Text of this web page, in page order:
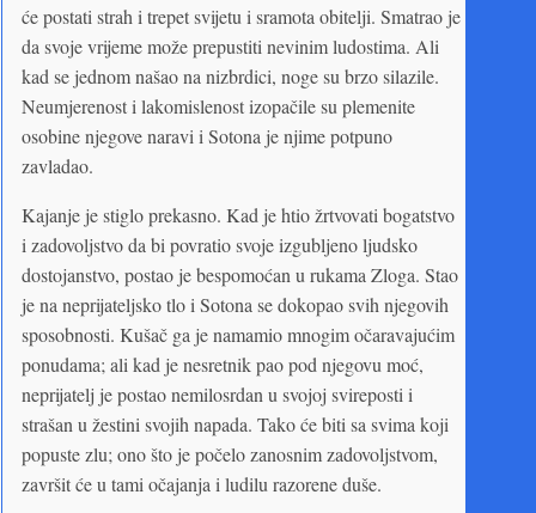
će postati strah i trepet svijetu i sramota obitelji. Smatrao je
da svoje vrijeme može prepustiti nevinim ludostima. Ali
kad se jednom našao na nizbrdici, noge su brzo silazile.
Neumjerenost i lakomislenost izopačile su plemenite
osobine njegove naravi i Sotona je njime potpuno
zavladao.
Kajanje je stiglo prekasno. Kad je htio žrtvovati bogatstvo
i zadovoljstvo da bi povratio svoje izgubljeno ljudsko
dostojanstvo, postao je bespomoćan u rukama Zloga. Stao
je na neprijateljsko tlo i Sotona se dokopao svih njegovih
sposobnosti. Kušač ga je namamio mnogim očaravajućim
ponudama; ali kad je nesretnik pao pod njegovu moć,
neprijatelj je postao nemilosrdan u svojoj svireposti i
strašan u žestini svojih napada. Tako će biti sa svima koji
popuste zlu; ono što je počelo zanosnim zadovoljstvom,
završit će u tami očajanja i ludilu razorene duše.